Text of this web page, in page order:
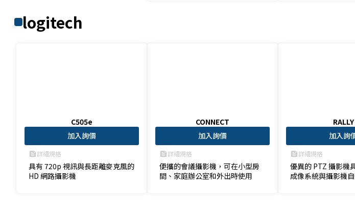
logitech
C505e
加入詢價
feed詳細規格
具有 720p 視訊與長距離麥克風的
HD 網路攝影機
CONNECT
加入詢價
feed詳細規格
便攜的會議攝影機，可在小型房
間、家庭辦公室和外出時使用
RALLY
加入詢
feed詳細規格
優異的 PTZ 攝影機
成像系統與攝影機